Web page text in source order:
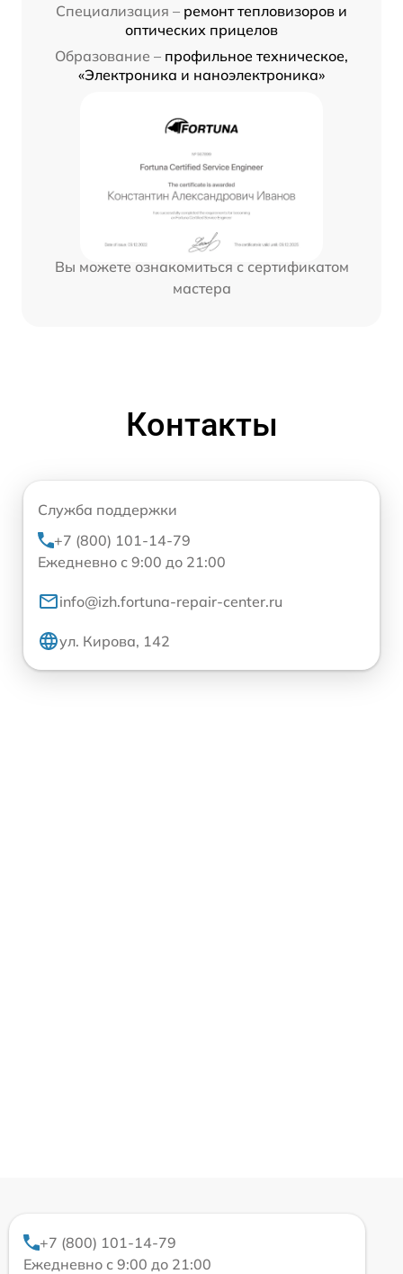
Специализация – ремонт тепловизоров и
оптических прицелов
Образование – профильное техническое,
«Электроника и наноэлектроника»
Вы можете ознакомиться с сертификатом
мастера
Контакты
Служба поддержки
+7 (800) 101-14-79
Ежедневно с 9:00 до 21:00
info@izh.fortuna-repair-center.ru
ул. Кирова, 142
+7 (800) 101-14-79
Ежедневно с 9:00 до 21:00